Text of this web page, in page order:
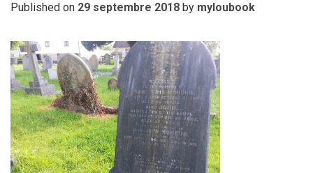
Published on 29 septembre 2018 by myloubook